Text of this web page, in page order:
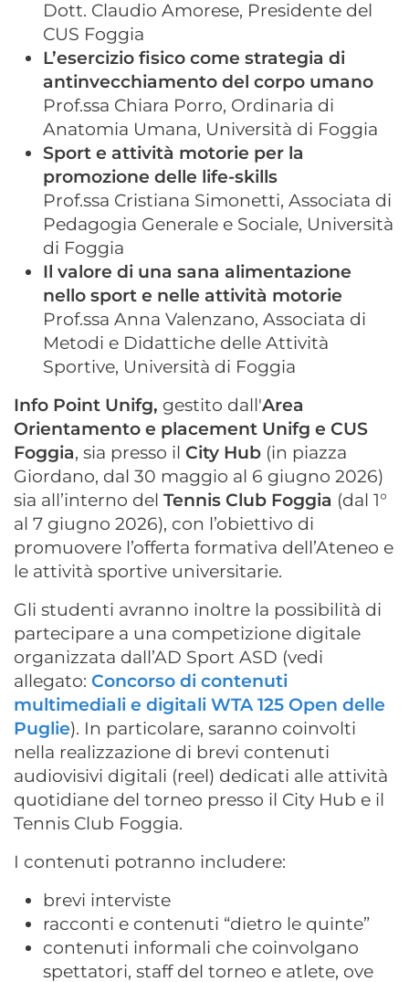
Dott. Claudio Amorese, Presidente del
CUS Foggia
L’esercizio fisico come strategia di
antinvecchiamento del corpo umano
Prof.ssa Chiara Porro, Ordinaria di
Anatomia Umana, Università di Foggia
Sport e attività motorie per la
promozione delle life-skills
Prof.ssa Cristiana Simonetti, Associata di
Pedagogia Generale e Sociale, Università
di Foggia
Il valore di una sana alimentazione
nello sport e nelle attività motorie
Prof.ssa Anna Valenzano, Associata di
Metodi e Didattiche delle Attività
Sportive, Università di Foggia
Info Point Unifg, gestito dall'Area
Orientamento e placement Unifg e CUS
Foggia, sia presso il City Hub (in piazza
Giordano, dal 30 maggio al 6 giugno 2026)
sia all’interno del Tennis Club Foggia (dal 1°
al 7 giugno 2026), con l’obiettivo di
promuovere l’offerta formativa dell’Ateneo e
le attività sportive universitarie.
Gli studenti avranno inoltre la possibilità di
partecipare a una competizione digitale
organizzata dall’AD Sport ASD (vedi
allegato: Concorso di contenuti
multimediali e digitali WTA 125 Open delle
Puglie). In particolare, saranno coinvolti
nella realizzazione di brevi contenuti
audiovisivi digitali (reel) dedicati alle attività
quotidiane del torneo presso il City Hub e il
Tennis Club Foggia.
I contenuti potranno includere:
brevi interviste
racconti e contenuti “dietro le quinte”
contenuti informali che coinvolgano
spettatori, staff del torneo e atlete, ove